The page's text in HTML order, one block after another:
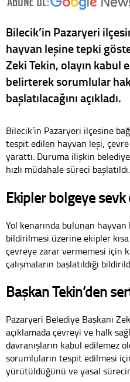
Bilecik’in Pazaryeri
hayvan leşine tepki
Zeki Tekin, olayın kabul
belirterek sorumlular
başlatılacağını açıkladı.
Bilecik’in Pazaryeri ilçesine
tespit edilen hayvan leşi, çevre
yarattı. Duruma ilişkin
hızlı müdahale süreci başlatıldı.
Ekipler bölgeye
Yol kenarında bulunan
bildirilmesi üzerine ekipler
çevreye zarar vermemesi için
çalışmaların başlatıldığı
Başkan Tekin’den
Pazaryeri Belediye Başkanı
açıklamada çevreyi ve halk
davranışların kabul edilemez
sorumluların tespit edilmesi
yürütüldüğünü ve yasal